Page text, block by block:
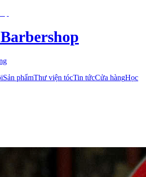
Sản phẩmThư viện tócTin tứcCửa hàngHọc